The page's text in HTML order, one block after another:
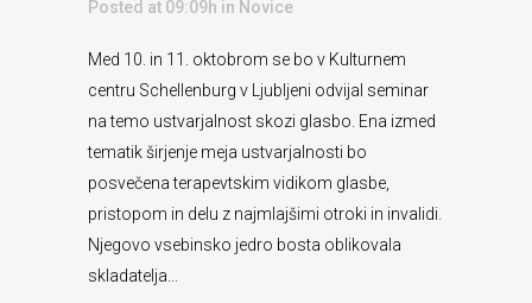
Posted at 09:09h in Novice
Med 10. in 11. oktobrom se bo v Kulturnem
centru Schellenburg v Ljubljeni odvijal seminar
na temo ustvarjalnost skozi glasbo. Ena izmed
tematik širjenje meja ustvarjalnosti bo
posvečena terapevtskim vidikom glasbe,
pristopom in delu z najmlajšimi otroki in invalidi.
Njegovo vsebinsko jedro bosta oblikovala
skladatelja...